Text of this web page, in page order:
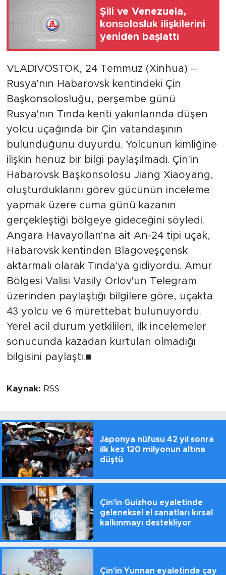
Şili ve Venezuela,
konsolosluk ilişkilerini
yeniden başlattı
VLADİVOSTOK, 24 Temmuz (Xinhua) --
Rusya'nın Habarovsk kentindeki Çin
Başkonsolosluğu, perşembe günü
Rusya'nın Tında kenti yakınlarında düşen
yolcu uçağında bir Çin vatandaşının
bulunduğunu duyurdu. Yolcunun kimliğine
ilişkin henüz bir bilgi paylaşılmadı. Çin'in
Habarovsk Başkonsolosu Jiang Xiaoyang,
oluşturduklarını görev gücünün inceleme
yapmak üzere cuma günü kazanın
gerçekleştiği bölgeye gideceğini söyledi.
Angara Havayolları'na ait An-24 tipi uçak,
Habarovsk kentinden Blagoveşçensk
aktarmalı olarak Tında'ya gidiyordu. Amur
Bölgesi Valisi Vasily Orlov'un Telegram
üzerinden paylaştığı bilgilere göre, uçakta
43 yolcu ve 6 mürettebat bulunuyordu.
Yerel acil durum yetkilileri, ilk incelemeler
sonucunda kazadan kurtulan olmadığı
bilgisini paylaştı.■
Kaynak: RSS
Japonya nüfusu 42 yıl sonra
ilk kez 120 milyonun altına
düştü
Çin'in Guizhou eyaletinde
geleneksel el sanatları kırsal
kalkınmayı destekliyor
Çin'in Yunnan eyaletinde çay
Xinhua
Xinhua Türkiye
Seyahat